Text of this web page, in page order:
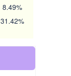
8.49%
31.42%